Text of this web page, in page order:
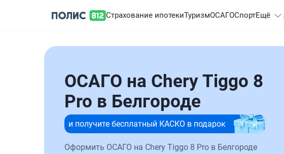
Страхование ипотекиТуризмОСАГОСпортЕщё
ОСАГО на Chery Tiggo 8
Pro в Белгороде
и получите бесплатный КАСКО в подарок
Оформить ОСАГО на Chery Tiggo 8 Pro в Белгороде